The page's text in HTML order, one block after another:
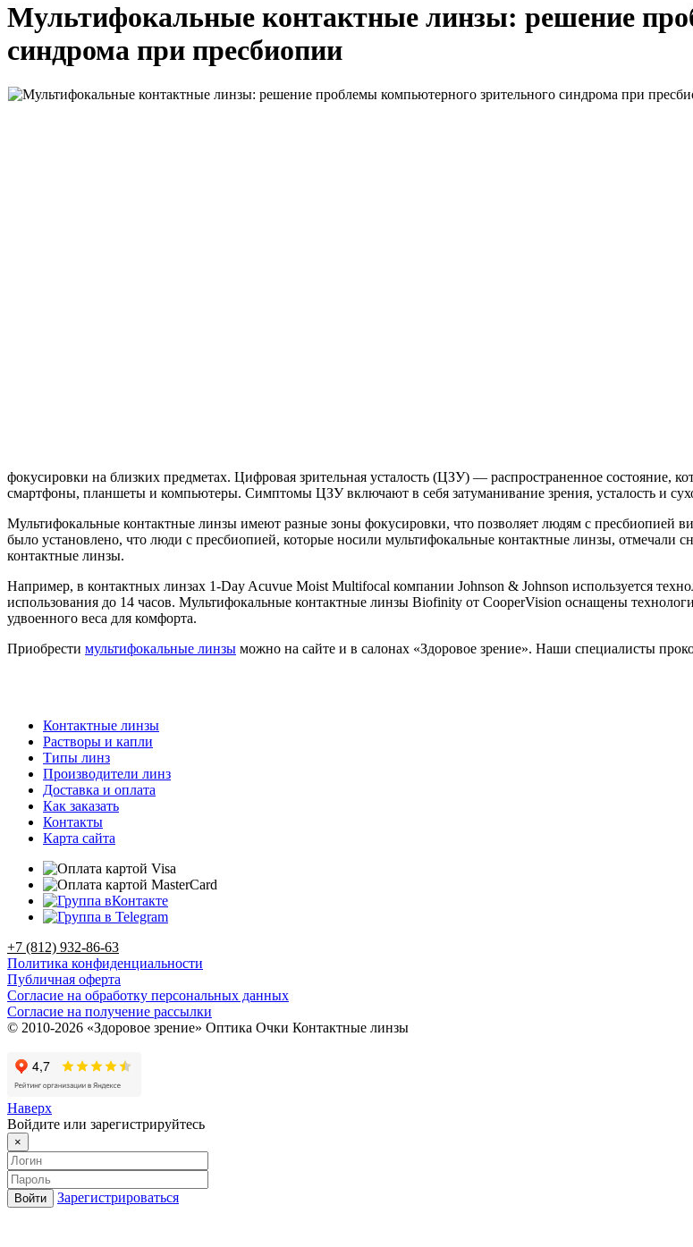
Мультифокальные контактные линзы: решение
синдрома при пресбиопии
фокусировки на близких предметах. Цифровая зрительная усталость (ЦЗУ) — распространенное состояние,
смартфоны, планшеты и компьютеры. Симптомы ЦЗУ включают в себя затуманивание зрения, усталость и
Мультифокальные контактные линзы имеют разные зоны фокусировки, что позволяет людям с пресбиопией
было установлено, что люди с пресбиопией, которые носили мультифокальные контактные линзы,
контактные линзы.
Например, в контактных линзах 1-Day Acuvue Moist Multifocal компании Johnson & Johnson используется
использования до 14 часов. Мультифокальные контактные линзы Biofinity от CooperVision оснащены
удвоенного веса для комфорта.
Приобрести мультифокальные линзы можно на сайте и в салонах «Здоровое зрение». Наши специалисты
Контактные линзы
Растворы и капли
Типы линз
Производители линз
Доставка и оплата
Как заказать
Контакты
Карта сайта
+7 (812) 932-86-63
Политика конфиденциальности
Публичная оферта
Согласие на обработку персональных данных
Согласие на получение рассылки
© 2010-2026 «Здоровое зрение» Оптика Очки Контактные линзы
Наверх
Войдите или зарегистрируйтесь
×
Зарегистрироваться